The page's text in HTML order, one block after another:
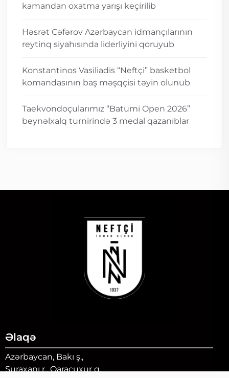
kamandan oxatma yarışı keçirilib
Həsrət Cəfərov Azərbaycan idmançılarının
reytinq siyahısında liderliyini qoruyub
Konstantinos Vasiliadis “Neftçi” basketbol
komandasının baş məşqçisi təyin olunub
Taekvondoçularımız “Batumi Open 2026”
beynəlxalq turnirində 3 medal qazanıblar
Əlaqə
Azərbaycan, Bakı ş.,
Suraxanı r., Qaraçuxur q.